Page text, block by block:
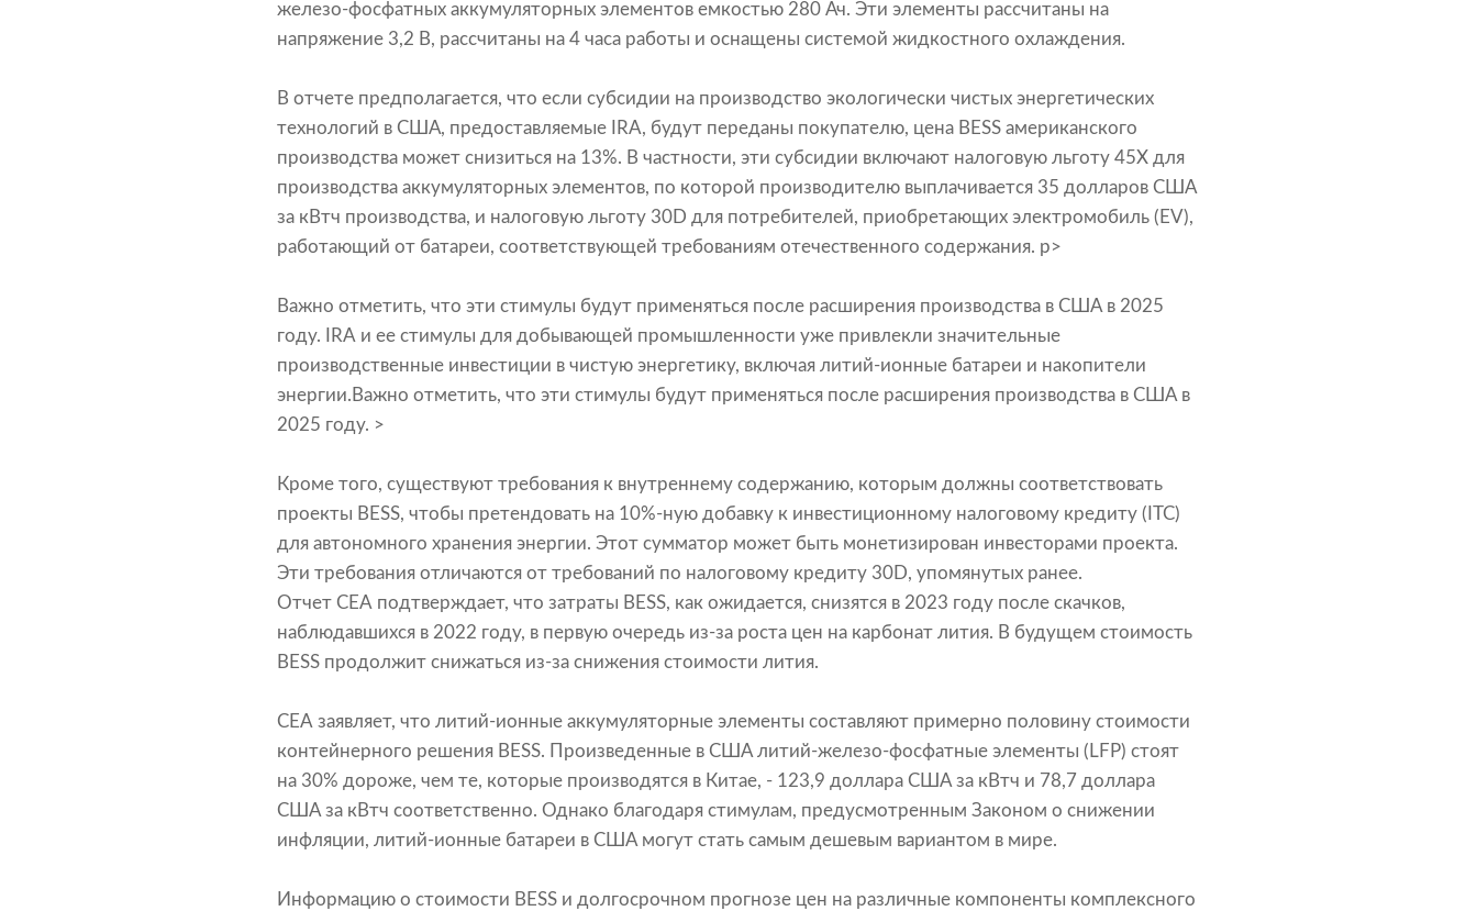
железо-фосфатных аккумуляторных элементов емкостью 280 Ач. Эти элементы рассчитаны на
напряжение 3,2 В, рассчитаны на 4 часа работы и оснащены системой жидкостного охлаждения.
В отчете предполагается, что если субсидии на производство экологически чистых энергетических
технологий в США, предоставляемые IRA, будут переданы покупателю, цена BESS американского
производства может снизиться на 13%. В частности, эти субсидии включают налоговую льготу 45X для
производства аккумуляторных элементов, по которой производителю выплачивается 35 долларов США
за кВтч производства, и налоговую льготу 30D для потребителей, приобретающих электромобиль (EV),
работающий от батареи, соответствующей требованиям отечественного содержания. р>
Важно отметить, что эти стимулы будут применяться после расширения производства в США в 2025
году. IRA и ее стимулы для добывающей промышленности уже привлекли значительные
производственные инвестиции в чистую энергетику, включая литий-ионные батареи и накопители
энергии.Важно отметить, что эти стимулы будут применяться после расширения производства в США в
2025 году. >
Кроме того, существуют требования к внутреннему содержанию, которым должны соответствовать
проекты BESS, чтобы претендовать на 10%-ную добавку к инвестиционному налоговому кредиту (ITC)
для автономного хранения энергии. Этот сумматор может быть монетизирован инвесторами проекта.
Эти требования отличаются от требований по налоговому кредиту 30D, упомянутых ранее.
Отчет CEA подтверждает, что затраты BESS, как ожидается, снизятся в 2023 году после скачков,
наблюдавшихся в 2022 году, в первую очередь из-за роста цен на карбонат лития. В будущем стоимость
BESS продолжит снижаться из-за снижения стоимости лития.
CEA заявляет, что литий-ионные аккумуляторные элементы составляют примерно половину стоимости
контейнерного решения BESS. Произведенные в США литий-железо-фосфатные элементы (LFP) стоят
на 30% дороже, чем те, которые производятся в Китае, - 123,9 доллара США за кВтч и 78,7 доллара
США за кВтч соответственно. Однако благодаря стимулам, предусмотренным Законом о снижении
инфляции, литий-ионные батареи в США могут стать самым дешевым вариантом в мире.
Информацию о стоимости BESS и долгосрочном прогнозе цен на различные компоненты комплексного